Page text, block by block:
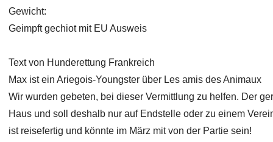
Gewicht:
Geimpft gechiot mit EU Ausweis
Text von Hunderettung Frankreich
Max ist ein Ariegois-Youngster über Les amis des Animaux
Wir wurden gebeten, bei dieser Vermittlung zu helfen. Der
Haus und soll deshalb nur auf Endstelle oder zu einem
ist reisefertig und könnte im März mit von der Partie sein!